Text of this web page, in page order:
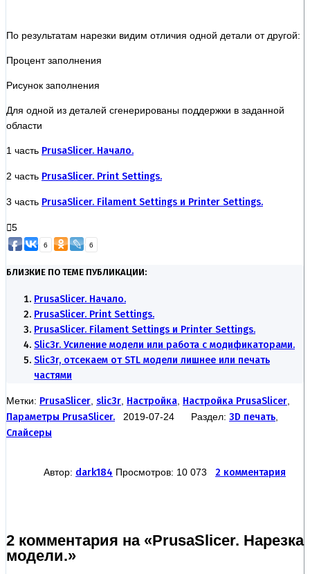
По результатам нарезки видим отличия одной детали от другой:
Процент заполнения
Рисунок заполнения
Для одной из деталей сгенерированы поддержки в заданной
области
1 часть PrusaSlicer. Начало.
2 часть PrusaSlicer. Print Settings.
3 часть PrusaSlicer. Filament Settings и Printer Settings.
5
6 6
БЛИЗКИЕ ПО ТЕМЕ ПУБЛИКАЦИИ:
PrusaSlicer. Начало.
PrusaSlicer. Print Settings.
PrusaSlicer. Filament Settings и Printer Settings.
Slic3r. Усиление модели или работа с модификаторами.
Slic3r, отсекаем от STL модели лишнее или печать
частями
Метки: PrusaSlicer slic3r Настройка Настройка PrusaSlicer
Параметры PrusaSlicer. 2019-07-24 Раздел: 3D печать
Слайсеры
Автор: dark184 Просмотров: 10 073 2 комментария
2 комментария на «PrusaSlicer. Нарезка
модели.»